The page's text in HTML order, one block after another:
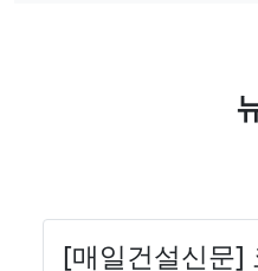
[매일건설신문]